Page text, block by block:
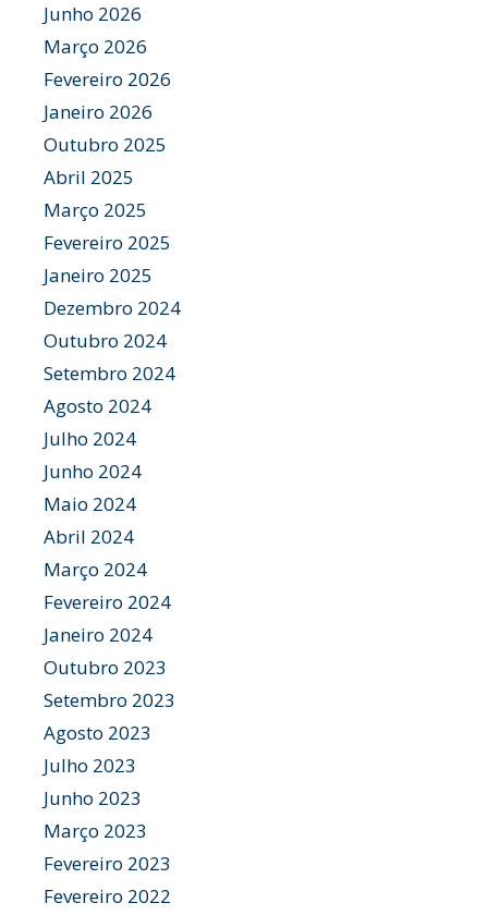
Junho 2026
Março 2026
Fevereiro 2026
Janeiro 2026
Outubro 2025
Abril 2025
Março 2025
Fevereiro 2025
Janeiro 2025
Dezembro 2024
Outubro 2024
Setembro 2024
Agosto 2024
Julho 2024
Junho 2024
Maio 2024
Abril 2024
Março 2024
Fevereiro 2024
Janeiro 2024
Outubro 2023
Setembro 2023
Agosto 2023
Julho 2023
Junho 2023
Março 2023
Fevereiro 2023
Fevereiro 2022